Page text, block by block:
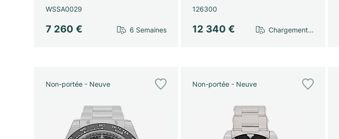
WSSA0029
7 260 € 6 Semaines
126300
12 340 € Chargement…
Non-portée - Neuve Non-portée - Neuve